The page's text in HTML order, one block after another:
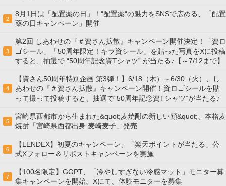
2
8月1日は「配置薬の日」！“配置薬“の魅力をSNSで広める、「配置
薬の日キャンペーン」開催
3
第2回 しあわせの『＃資さん拡散』キャンペーン開催決定！「資ロ
ゴシール」「50周年限定！キラ資シール」を貼った写真をXに投稿
すると、抽選で “50周年記念資Tシャツ” が当たる♪【～7/12まで】
4
【資さん50周年特別企画 第3弾！】6/18（木）～6/30（火）、し
あわせの『＃資さん拡散』キャンペーン開催！資ロゴシールを貼
って撮って投稿すると、抽選で“50周年記念資Tシャツ”が当たる♪
5
宮崎県西都市から生まれた&quot;麦焼酎の新しい顔&quot;、本格麦
焼酎「宮崎県西都出身 麦崎麦子」発売
6
【LENDEX】初夏のキャンペーン、「楽天ポイントが当たる」公
式Xフォロー＆リポストキャンペーンを実施
7
【100名限定】GGPT、「冷やしすぎない冷感マット」モニター募
集キャンペーンを開始。Xにて、体験モニターを募集